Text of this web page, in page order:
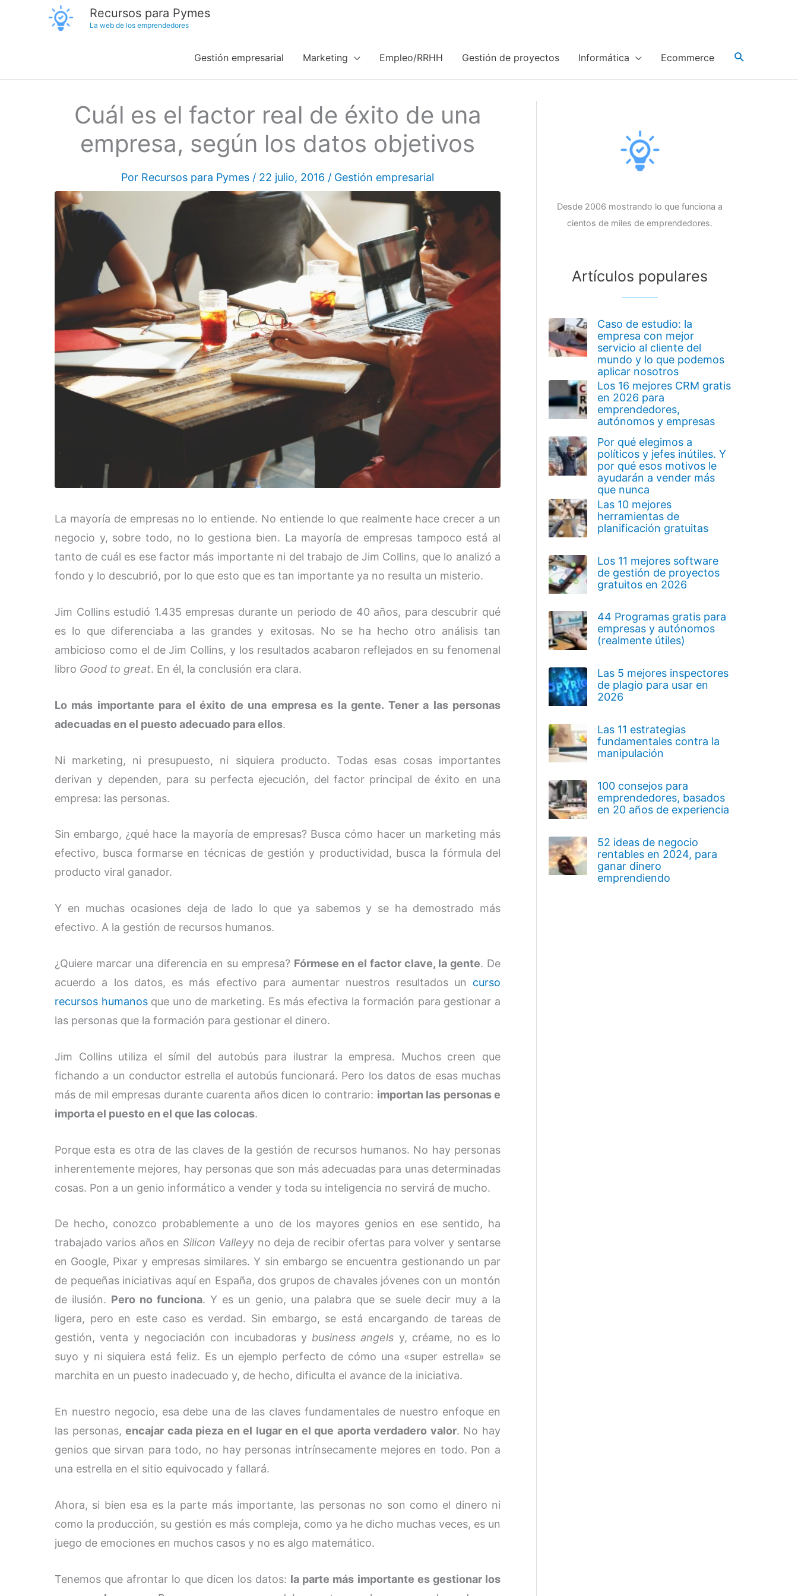
Recursos para Pymes
La web de los emprendedores
Gestión empresarial Marketing Empleo/RRHH Gestión de proyectos Informática Ecommerce
Cuál es el factor real de éxito de una
empresa, según los datos objetivos
Por Recursos para Pymes / 22 julio, 2016 / Gestión empresarial
La mayoría de empresas no lo entiende. No entiende lo que realmente hace crecer a un
negocio y, sobre todo, no lo gestiona bien. La mayoría de empresas tampoco está al
tanto de cuál es ese factor más importante ni del trabajo de Jim Collins, que lo analizó a
fondo y lo descubrió, por lo que esto que es tan importante ya no resulta un misterio.
Jim Collins estudió 1.435 empresas durante un periodo de 40 años, para descubrir qué
es lo que diferenciaba a las grandes y exitosas. No se ha hecho otro análisis tan
ambicioso como el de Jim Collins, y los resultados acabaron reflejados en su fenomenal
libro Good to great. En él, la conclusión era clara.
Lo más importante para el éxito de una empresa es la gente. Tener a las personas
adecuadas en el puesto adecuado para ellos.
Ni marketing, ni presupuesto, ni siquiera producto. Todas esas cosas importantes
derivan y dependen, para su perfecta ejecución, del factor principal de éxito en una
empresa: las personas.
Sin embargo, ¿qué hace la mayoría de empresas? Busca cómo hacer un marketing más
efectivo, busca formarse en técnicas de gestión y productividad, busca la fórmula del
producto viral ganador.
Y en muchas ocasiones deja de lado lo que ya sabemos y se ha demostrado más
efectivo. A la gestión de recursos humanos.
¿Quiere marcar una diferencia en su empresa? Fórmese en el factor clave, la gente. De
acuerdo a los datos, es más efectivo para aumentar nuestros resultados un curso
recursos humanosque uno de marketing. Es más efectiva la formación para gestionar a
las personas que la formación para gestionar el dinero.
Jim Collins utiliza el símil del autobús para ilustrar la empresa. Muchos creen que
fichando a un conductor estrella el autobús funcionará. Pero los datos de esas muchas
más de mil empresas durante cuarenta años dicen lo contrario: importan las personas e
importa el puesto en el que las colocas.
Porque esta es otra de las claves de la gestión de recursos humanos. No hay personas
inherentemente mejores, hay personas que son más adecuadas para unas determinadas
cosas. Pon a un genio informático a vender y toda su inteligencia no servirá de mucho.
De hecho, conozco probablemente a uno de los mayores genios en ese sentido, ha
trabajado varios años en Silicon Valleyy no deja de recibir ofertas para volver y sentarse
en Google, Pixar y empresas similares. Y sin embargo se encuentra gestionando un par
de pequeñas iniciativas aquí en España, dos grupos de chavales jóvenes con un montón
de ilusión. Pero no funciona. Y es un genio, una palabra que se suele decir muy a la
ligera, pero en este caso es verdad. Sin embargo, se está encargando de tareas de
gestión, venta y negociación con incubadoras y business angels y, créame, no es lo
suyo y ni siquiera está feliz. Es un ejemplo perfecto de cómo una «super estrella» se
marchita en un puesto inadecuado y, de hecho, dificulta el avance de la iniciativa.
En nuestro negocio, esa debe una de las claves fundamentales de nuestro enfoque en
las personas,encajar cada pieza en el lugar en el que aporta verdadero valor. No hay
genios que sirvan para todo, no hay personas intrínsecamente mejores en todo. Pon a
una estrella en el sitio equivocado y fallará.
Ahora, si bien esa es la parte más importante, las personas no son como el dinero ni
como la producción, su gestión es más compleja, como ya he dicho muchas veces, es un
juego de emociones en muchos casos y no es algo matemático.
Tenemos que afrontar lo que dicen los datos: la parte más importante es gestionar los
Desde 2006 mostrando lo que funciona a
cientos de miles de emprendedores.
Artículos populares
Caso de estudio: la
empresa con mejor
servicio al cliente del
mundo y lo que podemos
aplicar nosotros
Los 16 mejores CRM gratis
en 2026 para
emprendedores,
autónomos y empresas
Por qué elegimos a
políticos y jefes inútiles. Y
por qué esos motivos le
ayudarán a vender más
que nunca
Las 10 mejores
herramientas de
planificación gratuitas
Los 11 mejores software
de gestión de proyectos
gratuitos en 2026
44 Programas gratis para
empresas y autónomos
(realmente útiles)
Las 5 mejores inspectores
de plagio para usar en
2026
Las 11 estrategias
fundamentales contra la
manipulación
100 consejos para
emprendedores, basados
en 20 años de experiencia
52 ideas de negocio
rentables en 2024, para
ganar dinero
emprendiendo